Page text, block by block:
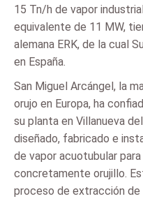
15 Tn/h de vapor
equivalente de 11 MW,
alemana ERK, de la cual
en España.
San Miguel Arcángel, la
orujo en Europa, ha
su planta en Villanueva
diseñado, fabricado e
de vapor acuotubular
concretamente orujillo.
proceso de extracción